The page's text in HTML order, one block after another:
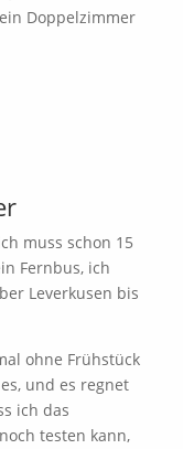
Doppelzimmer
muss schon 15
Fernbus, ich
Leverkusen bis
ohne Frühstück
und es regnet
ich das
testen kann,